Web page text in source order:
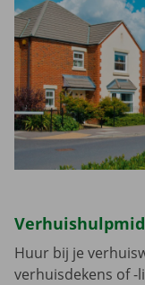
Huur bij je
verhuisdekens of -